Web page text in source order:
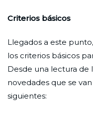
Criterios básicos
Llegados a este
los criterios básicos
Desde una lectura de
novedades que se
siguientes: